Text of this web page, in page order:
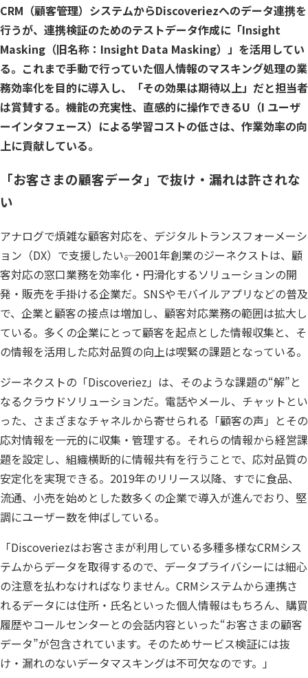
データベース管理
データマスキング
データ仮想化
データ分析基盤構築
データ統合
フリーテキストマスキ
メタデータ管理
レプリケーション
仮想環境（VMware）
個人情報保護
匿名化
Insight Consulting
CRM（顧客管理）システムからDiscoveriezへのデータ連携を
行うが、連携検証のためのテストデータ作成に「Insight
Masking（旧名称：Insight Data Masking）」を活用してい
る。これまで手動で行っていた個人情報のマスキング処理の業
務効率化を目的に導入し、「その効果は期待以上」だと担当者
は賞賛する。機能の充実性、直感的に操作できるU（I ユーザ
ーインタフェース）による学習コストの低さは、作業効率の向
上に貢献している。
「お客さまの顧客データ」で抜け・漏れは許されな
い
アナログで煩雑な顧客対応を、デジタルトランスフォーメーシ
ョン（DX）で支援したい――。2001年創業のジーネクストは、顧
客対応の窓口業務を効率化・円滑化するソリューションの開
発・販売を手掛ける企業だ。SNSやモバイルアプリなどの普及
で、企業と顧客の接点は増加し、顧客対応業務の範囲は拡大し
ている。多くの企業にとって顧客を起点とした情報収集と、そ
の情報を活用した応対品質の向上は喫緊の課題となっている。
ジーネクストの「Discoveriez」は、そのような課題の“解”と
なるクラウドソリューションだ。電話やメール、チャットとい
った、さまざまなチャネルから寄せられる「顧客の声」とその
応対情報を一元的に収集・管理する。それらの情報から経営課
題を設定し、組織横断的に情報共有を行うことで、応対品質の
安定化を実現できる。2019年のリリース以降、すでに食品、
流通、小売を始めとした数多くの企業で導入が進んでおり、堅
調にユーザー数を伸ばしている。
「Discoveriezはお客さまが利用している多種多様なCRMシス
テムからデータを取得するので、データプライバシーには細心
の注意を払わなければなりません。CRMシステムから連携さ
れるデータには住所・氏名といった個人情報はもちろん、購買
履歴やコールセンターとの会話内容といった“お客さまの顧客
データ”が包含されています。そのためサービス検証には抜
け・漏れのないデータマスキングは不可欠なのです。」